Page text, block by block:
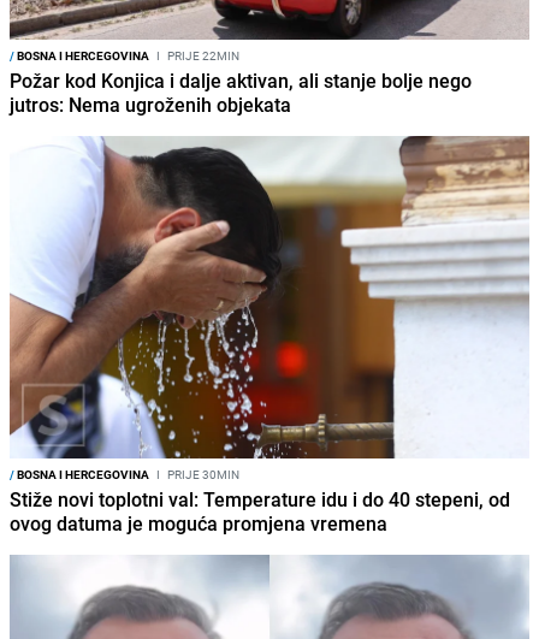
/BOSNA I HERCEGOVINA I PRIJE 22MIN
Požar kod Konjica i dalje aktivan, ali stanje bolje nego
jutros: Nema ugroženih objekata
/BOSNA I HERCEGOVINA I PRIJE 30MIN
Stiže novi toplotni val: Temperature idu i do 40 stepeni, od
ovog datuma je moguća promjena vremena